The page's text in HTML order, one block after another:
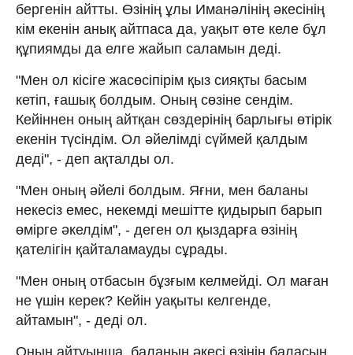
бергенін айтты. Өзінің ұлы Иманәлінің әкесінің
кім екенін анық айтпаса да, уақыт өте келе бұл
құпиямды да елге жайып саламын деді.
"Мен ол кісіге жасөсіпірім қыз сияқты басым
кетіп, ғашық болдым. Оның сөзіне сендім.
Кейіннен оның айтқан сөздерінің барлығы өтірік
екенін түсіндім. Ол әйелімді сүймей қалдым
деді", - деп ақталды ол.
"Мен оның әйелі болдым. Яғни, мен баланы
некесіз емес, некемді мешітте қидырып барып
өмірге әкелдім", - деген ол қыздарға өзінің
қателігін қайталамауды сұрады.
"Мен оның отбасын бұзғым келмейді. Ол маған
не үшін керек? Кейін уақыты келгенде,
айтамын", - деді ол.
Оның айтуынша, баланың әкесі өзінің баласын